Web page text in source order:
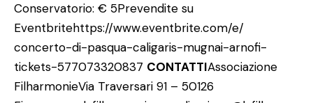
Conservatorio: € 5Prevendite su
Eventbritehttps://www.eventbrite.com/e/
concerto-di-pasqua-caligaris-mugnai-arnofi-
tickets-577073320837 CONTATTIAssociazione
FilharmonieVia Traversari 91 – 50126